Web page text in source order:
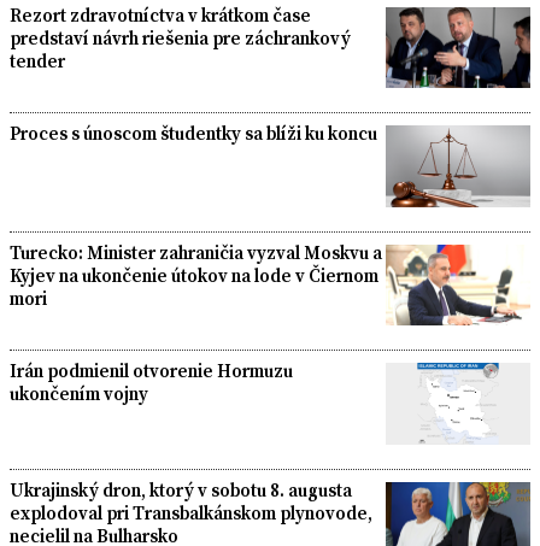
Rezort zdravotníctva v krátkom čase
predstaví návrh riešenia pre záchrankový
tender
Proces s únoscom študentky sa blíži ku koncu
Turecko: Minister zahraničia vyzval Moskvu a
Kyjev na ukončenie útokov na lode v Čiernom
mori
Irán podmienil otvorenie Hormuzu
ukončením vojny
Ukrajinský dron, ktorý v sobotu 8. augusta
explodoval pri Transbalkánskom plynovode,
necielil na Bulharsko